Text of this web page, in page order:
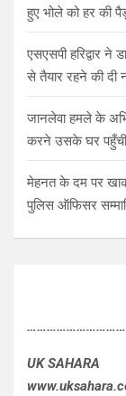
हुए भोले को हर की
एसएसपी हरिद्वार
से तैयार रहने की दी
जानलेवा हमले के
करने उसके घर
मेहनत के दम पर
पुलिस ऑफिसर
UK SAHARA